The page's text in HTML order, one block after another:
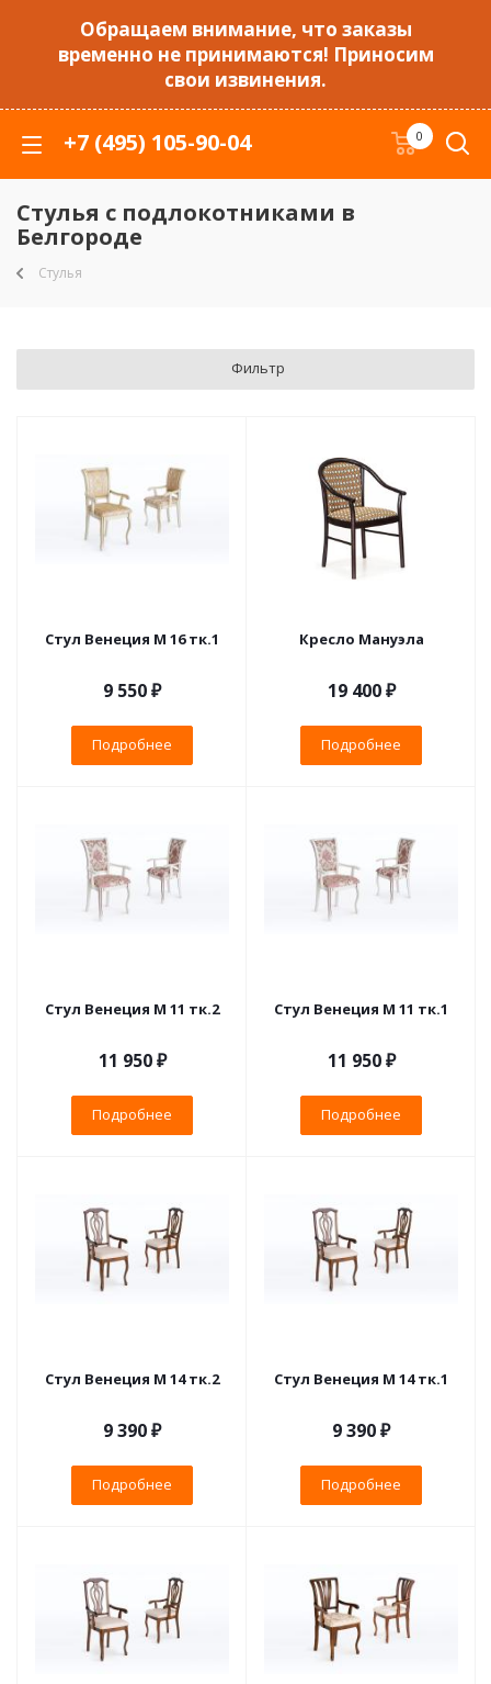
Обращаем внимание, что заказы
временно не принимаются! Приносим
свои извинения.
+7 (495) 105-90-04 0
Стулья с подлокотниками в
Белгороде
Стулья
Фильтр
Стул Венеция М 16 тк.1
9 550 ₽
Подробнее
Кресло Мануэла
19 400 ₽
Подробнее
Стул Венеция М 11 тк.2
11 950 ₽
Подробнее
Стул Венеция М 11 тк.1
11 950 ₽
Подробнее
Стул Венеция М 14 тк.2
9 390 ₽
Подробнее
Стул Венеция М 14 тк.1
9 390 ₽
Подробнее